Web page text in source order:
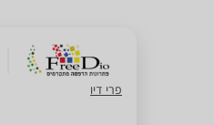
פרי דיו